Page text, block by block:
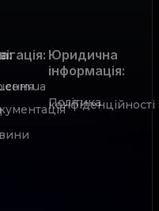
Юридична
інформація:
Політика
конфіденційності